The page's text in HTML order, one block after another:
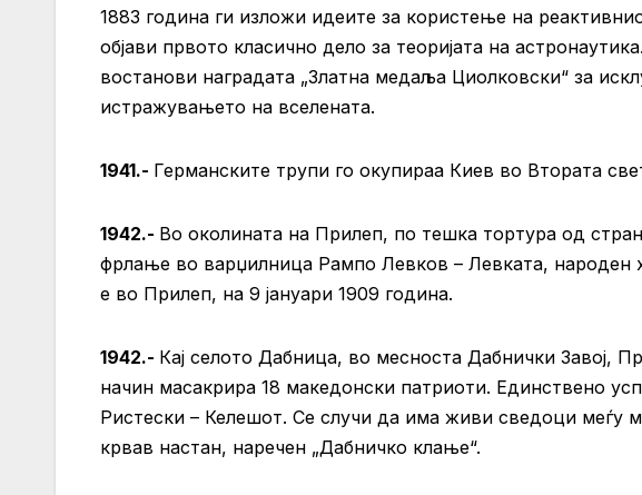
1883 година ги изложи идеите за користење на
објави првото класично дело за теоријата на
востанови наградата „Златна медаља Циолковски“ за
истражувањето на вселената.
1941.- Германските трупи го окупираа Киев во Втората
1942.- Во околината на Прилеп, по тешка тортура од
фрлање во варџилница Рампо Левков – Левката, народен
е во Прилеп, на 9 јануари 1909 година.
1942.- Кај селото Дабница, во месноста Дабнички Завој,
начин масакрира 18 македонски патриоти. Единствено
Ристески – Келешот. Се случи да има живи сведоци меѓу
крвав настан, наречен „Дабничко клање“.